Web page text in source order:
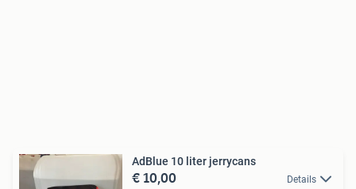
AdBlue 10 liter jerrycans
€ 10,00 Details